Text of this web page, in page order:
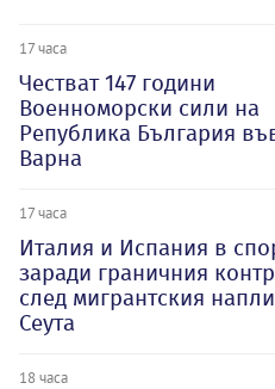
17 часа
Честват 147 години
Военноморски сили на
Република България
Варна
17 часа
Италия и Испания в
заради граничния
след мигрантския
Сеута
18 часа